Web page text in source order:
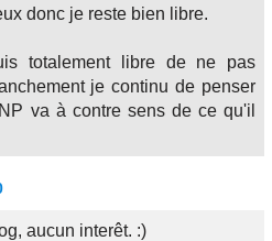
donc je reste bien libre.
totalement libre de ne pas
je continu de penser
va à contre sens de ce qu'il
aucun interêt. :)